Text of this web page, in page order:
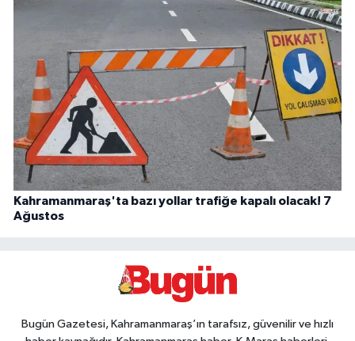
Kahramanmaraş'ta bazı yollar trafiğe kapalı olacak! 7
Ağustos
Bugün Gazetesi, Kahramanmaraş’ın tarafsız, güvenilir ve hızlı